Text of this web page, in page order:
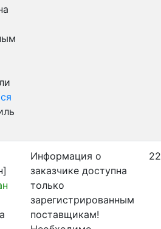
Информация о
заказчике доступна
только
зарегистрированным
поставщикам!